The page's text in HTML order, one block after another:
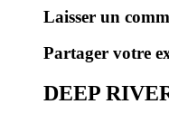
Laisser un
Partager votre
DEEP